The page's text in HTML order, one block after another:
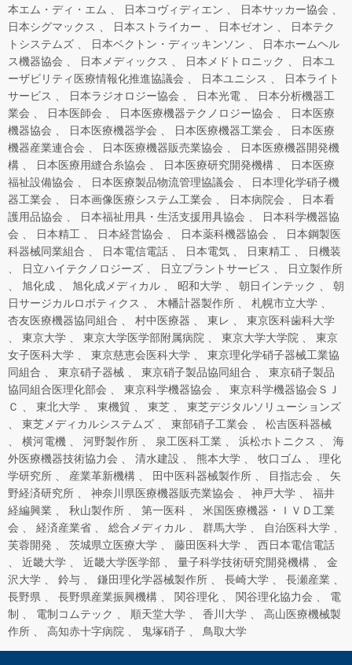
本エム・ディ・エム
日本コヴィディエン
日本サッカー協会
日本シグマックス
日本ストライカー 日本ゼオン
日本テク
トシステムズ
日本ベクトン・ディッキンソン
日本ホームヘル
ス機器協会
日本メディックス 日本メドトロニック
日本ユ
ーザビリティ医療情報化推進協議会
日本ユニシス
日本ライト
サービス
日本ラジオロジー協会 日本光電
日本分析機器工
業会
日本医師会 日本医療機器テクノロジー協会
日本医療
機器協会
日本医療機器学会 日本医療機器工業会
日本医療
機器産業連合会
日本医療機器販売業協会
日本医療機器開発機
構
日本医療用縫合糸協会 日本医療研究開発機構
日本医療
福祉設備協会
日本医療製品物流管理協議会
日本理化学硝子機
器工業会
日本画像医療システム工業会 日本病院会
日本看
護用品協会
日本福祉用具・生活支援用具協会
日本科学機器協
会
日本精工 日本経営協会 日本薬科機器協会
日本鋼製医
科器械同業組合
日本電信電話 日本電気 日東精工
日機装
日立ハイテクノロジーズ
日立プラントサービス
日立製作所
旭化成
旭化成メディカル 昭和大学 朝日インテック
朝
日サージカルロボティクス
木幡計器製作所
札幌市立大学
杏友医療機器協同組合
村中医療器 東レ
東京医科歯科大学
東京大学
東京大学医学部附属病院 東京大学大学院
東京
女子医科大学
東京慈恵会医科大学
東京理化学硝子器械工業協
同組合
東京硝子器械 東京硝子製品協同組合
東京硝子製品
協同組合医理化部会
東京科学機器協会
東京科学機器協会ＳＪ
Ｃ
東北大学 東機貿 東芝
東芝デジタルソリューションズ
東芝メディカルシステムズ
東部硝子工業会
松吉医科器械
横河電機
河野製作所 泉工医科工業 浜松ホトニクス
海
外医療機器技術協力会
清水建設 熊本大学 牧口ゴム
理化
学研究所
産業革新機構 田中医科器械製作所 目指志会
矢
野経済研究所
神奈川県医療機器販売業協会 神戸大学
福井
経編興業
秋山製作所 第一医科
米国医療機器・ＩＶＤ工業
会
経済産業省 総合メディカル 群馬大学
自治医科大学
芙蓉開発
茨城県立医療大学 藤田医科大学
西日本電信電話
近畿大学
近畿大学医学部 量子科学技術研究開発機構
金
沢大学
鈴与 鎌田理化学器械製作所 長崎大学
長瀬産業
長野県
長野県産業振興機構 関谷理化 関谷理化協力会
電
制
電制コムテック 順天堂大学 香川大学
高山医療機械製
作所
高知赤十字病院 鬼塚硝子 鳥取大学